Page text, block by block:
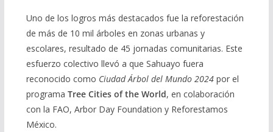
Uno de los logros más destacados fue la reforestación
de más de 10 mil árboles en zonas urbanas y
escolares, resultado de 45 jornadas comunitarias. Este
esfuerzo colectivo llevó a que Sahuayo fuera
reconocido como Ciudad Árbol del Mundo 2024por el
programa Tree Cities of the World, en colaboración
con la FAO, Arbor Day Foundation y Reforestamos
México.